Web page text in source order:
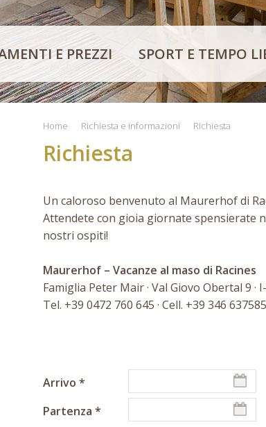
E PREZZI SPORT E TEMPO
Home Richiesta e informazioni Richiesta
Richiesta
Un caloroso benvenuto al Maurerhof di
Attendete con gioia giornate spensierate
nostri ospiti!
Maurerhof – Vacanze al maso di Racines
Famiglia Peter Mair · Val Giovo Obertal 9 ·
Tel. +39 0472 760 645 · Cell. +39 346
Arrivo
Partenza